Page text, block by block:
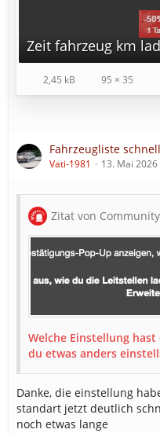
Zeit fahrzeug km
2,45 kB 95 × 35
Fahrzeugliste
Vati-1981 13. Mai
Zitat von
Welche Einstellung
du etwas anders
Danke, die einstellung
standart jetzt deutlich
noch etwas lange